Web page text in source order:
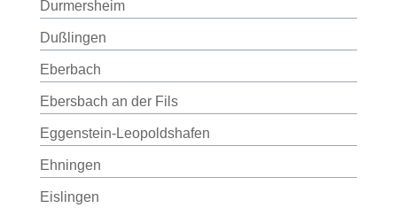
Durmersheim
Dußlingen
Eberbach
Ebersbach an der Fils
Eggenstein-Leopoldshafen
Ehningen
Eislingen